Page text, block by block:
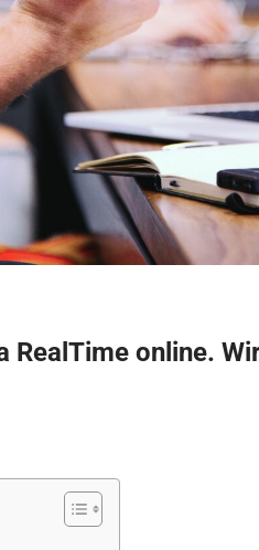
RealTime online.